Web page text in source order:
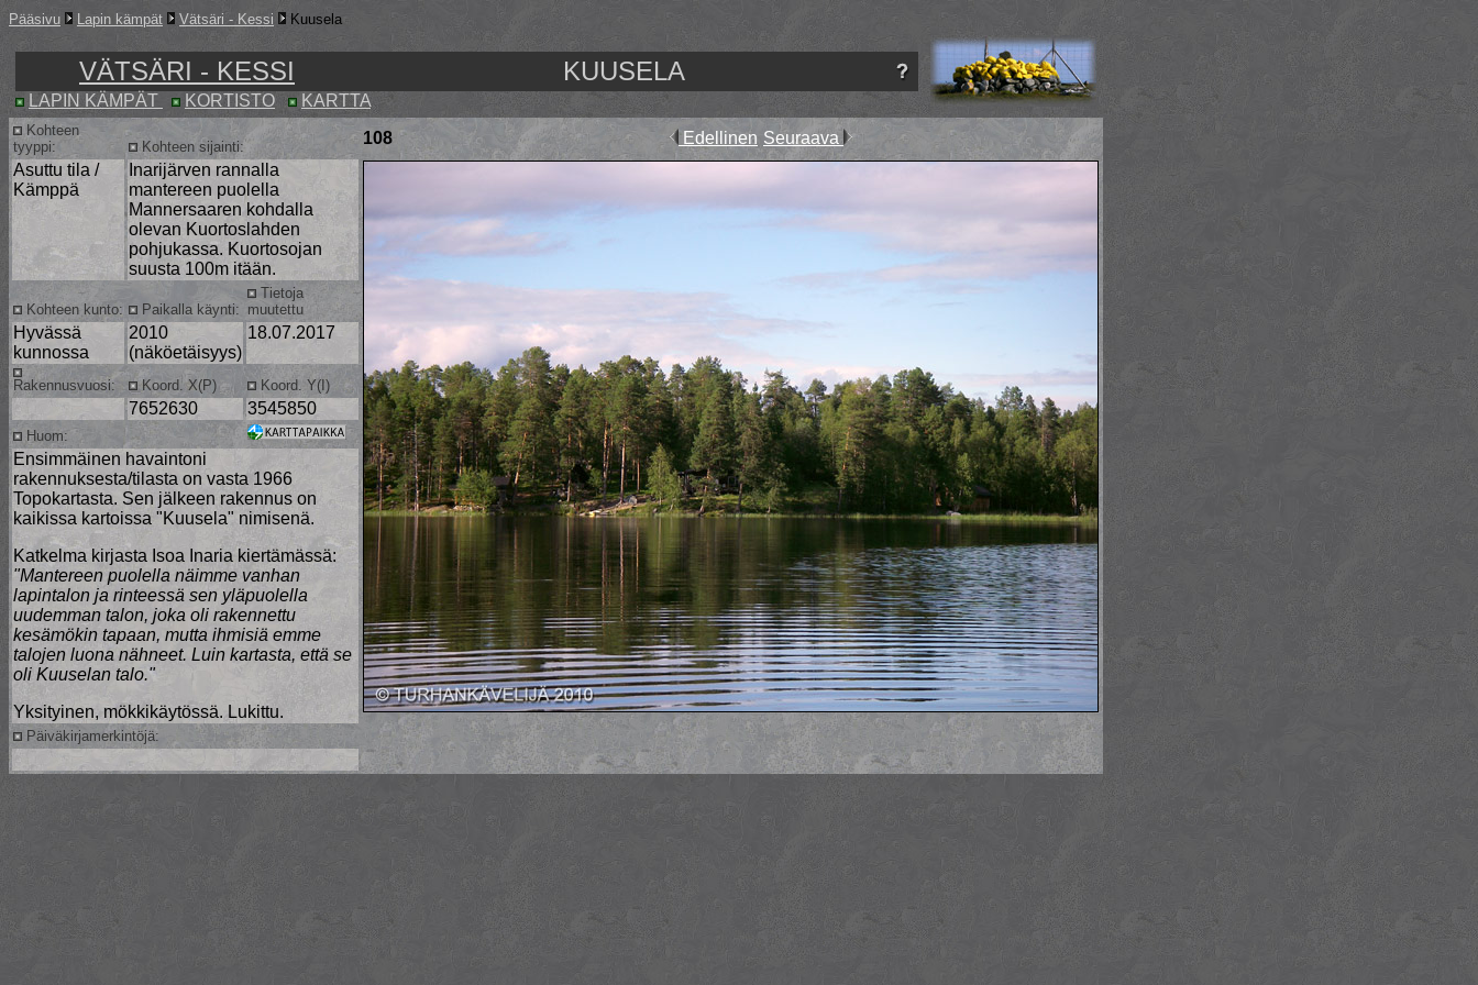
Pääsivu Lapin kämpät Vätsäri - Kessi Kuusela
VÄTSÄRI - KESSI KUUSELA
LAPIN KÄMPÄT KORTISTO KARTTA
Kohteen
tyyppi:
Kohteen sijainti: 108 Edellinen Seuraava
Asuttu tila /
Kämppä
Inarijärven rannalla
mantereen puolella
Mannersaaren kohdalla
olevan Kuortoslahden
pohjukassa. Kuortosojan
suusta 100m itään.
Kohteen kunto: Paikalla käynti:
Tietoja
muutettu
Hyvässä
kunnossa
2010
(näköetäisyys)
18.07.2017
Rakennusvuosi: Koord. X(P) Koord. Y(I)
7652630 3545850
Huom:
Ensimmäinen havaintoni
rakennuksesta/tilasta on vasta 1966
Topokartasta. Sen jälkeen rakennus on
kaikissa kartoissa "Kuusela" nimisenä.
Katkelma kirjasta Isoa Inaria kiertämässä:
"Mantereen puolella näimme vanhan
lapintalon ja rinteessä sen yläpuolella
uudemman talon, joka oli rakennettu
kesämökin tapaan, mutta ihmisiä emme
talojen luona nähneet. Luin kartasta, että se
oli Kuuselan talo."
Yksityinen, mökkikäytössä. Lukittu.
Päiväkirjamerkintöjä: